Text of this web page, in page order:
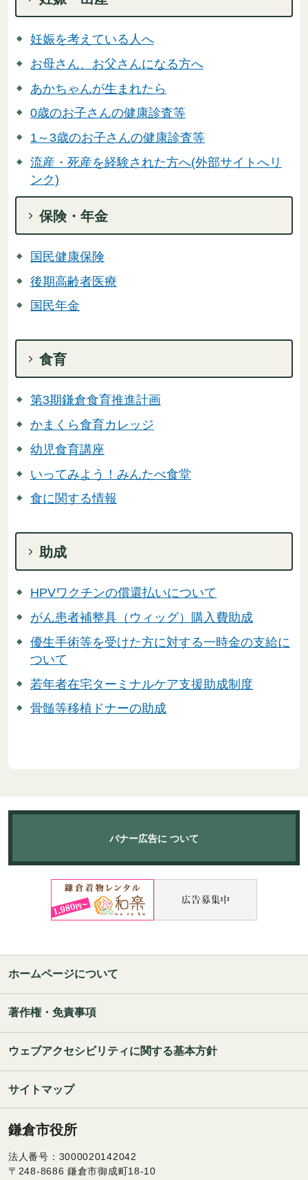
妊娠を考えている人へ
お母さん、お父さんになる方へ
あかちゃんが生まれたら
0歳のお子さんの健康診査等
1～3歳のお子さんの健康診査等
流産・死産を経験された方へ(外部サイトへリ
ンク)
保険・年金
国民健康保険
後期高齢者医療
国民年金
食育
第3期鎌倉食育推進計画
かまくら食育カレッジ
幼児食育講座
いってみよう！みんたべ食堂
食に関する情報
助成
HPVワクチンの償還払いについて
がん患者補整具（ウィッグ）購入費助成
優生手術等を受けた方に対する一時金の支給に
ついて
若年者在宅ターミナルケア支援助成制度
骨髄等移植ドナーの助成
バナー広告に ついて
ホームページについて
著作権・免責事項
ウェブアクセシビリティに関する基本方針
サイトマップ
鎌倉市役所
法人番号：3000020142042
〒248-8686 鎌倉市御成町18-10